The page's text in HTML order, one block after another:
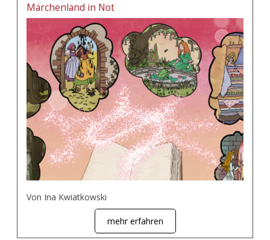
Märchenland in Not
Von Ina Kwiatkowski
mehr erfahren